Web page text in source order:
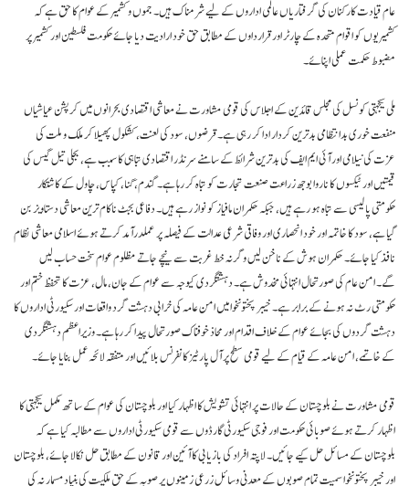
عام قیادت کارکنان کی گرفتاریاں عالمی اداروں کے لیے شرمناک ہیں۔ جموں و کشمیر کے عوام کا حق ہے کہ
کشمیریوں کو اقوام متحدہ کے چارٹر اور قرارداوں کے مطابق حق خود ارادیت دیا جائے حکومت فلسطین اور کشمیر پر
مضبوط حکمت عملی اپنائے۔
ملی یکجہتی کونسل کی مجلس قائدین کے اجلاس کی قومی مشاورت نے معاشی اقتصادی بحرانوں میں کرپشن عیاشیاں
منفعت خوری بدانتظامی بدترین کردار ادا کر رہی ہے۔ قرضوں، سود کی لعنت، کشکول پھیلا کر ملک و ملت کی
عزت کی نیلامی اور آئی ایم ایف کی بدترین شرائط کے سامنے سرنڈر اقتصادی تباہی کا سبب ہے، بجلی تیل گیس کی
قیمتیں اور ٹیکسوں کا ناروا بوجھ زراعت صنعت تجارت کو تباہ کر رہا ہے۔ گندم، گنا، کپاس، چاول کے کاشتکار
حکومتی پالیسی سے تباہ ہو رہے ہیں، جبکہ حکمران مافیاز کو نواز رہے ہیں۔ دفاعی بجٹ ناکام ترین معاشی دستاویز بن
گیا ہے، سود کا خاتمہ اور خود انحصاری اور وفاقی شرعی عدالت کے فیصلہ پر عملدرآمد کرتے ہوئے اسلامی معاشی نظام
نافذ کیا جائے۔ حکمران ہوش کے ناخن لیں وگرنہ خط غربت سے نیچے جاتے مظلوم عوام سخت حساب لیں
گے۔ امن عام کی صورتحال انتہائی مخدوش ہے۔ دہشتگردی کیوجہ سے عوام کے جان، مال، عزت کا تحفظ ختم اور
حکومتی رٹ نہ ہونے کے برابر ہے۔ خیبر پختونخوا میں امن عامہ کی خرابی دہشت گرد واقعات اور سکیورٹی اداروں کا
دہشت گردوں کی بجائے عوام کے خلاف اقدام اور محاذ خوفناک صورتحال پیدا کر رہا ہے۔ وزیراعظم دہشتگردی
کے خاتمے، امن عامہ کے قیام کے لیے قومی سطح پر آل پارٹیز کانفرنس بلائیں اور متفقہ لائحہ عمل بنایا جائے۔
قومی مشاورت نے بلوچستان کے حالات پر انتہائی تشویش کا اظہار کیا اور بلوچستان کی عوام کے ساتھ مکمل یکجہتی کا
اظہار کرتے ہوئے صوبائی حکومت اور فوجی سکیورٹی گارڈوں سے قومی سکیورٹی اداروں سے مطالبہ کیا ہے کہ
بلوچستان کے مسائل حل کیے جائیں۔ لاپتہ افراد کی بازیابی کا آئین اور قانون کے مطابق حل نکالا جائے، بلوچستان
اور خیبر پختونخوا سمیت تمام صوبوں کے معدنی وسائل زرعی زمینوں پر صوبہ کے حق ملکیت کی بنیاد مسمار نہ کی